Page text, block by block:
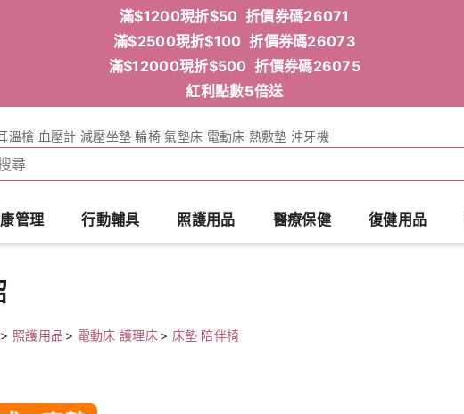
滿$1200現折$50 折價券碼26071
滿$2500現折$100 折價券碼26073
滿$12000現折$500 折價券碼26075
紅利點數5倍送
溫槍 血壓計 減壓坐墊 輪椅 氣墊床 電動床 熱敷墊 沖牙機
管理 行動輔具 照護用品 醫療保健 復健用品
> 照護用品 > 電動床 護理床> 床墊 陪伴椅